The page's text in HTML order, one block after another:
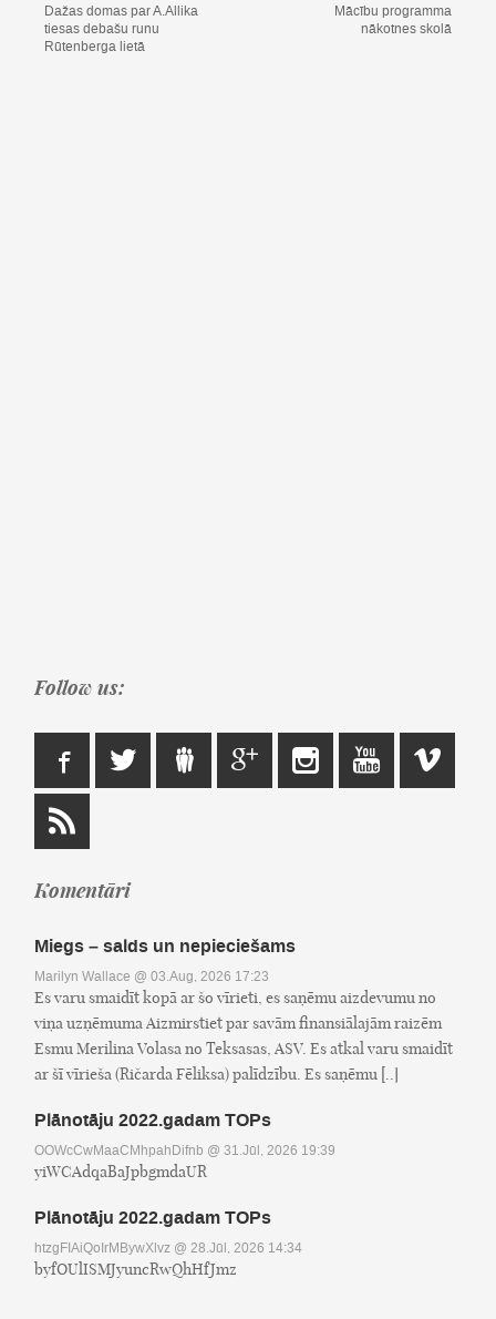
Dažas domas par A.Allika
tiesas debašu runu
Rūtenberga lietā
Mācību programma
nākotnes skolā
Follow us:
Komentāri
Miegs – salds un nepieciešams
Marilyn Wallace @ 03.Aug, 2026 17:23
Es varu smaidīt kopā ar šo vīrieti, es saņēmu aizdevumu no
viņa uzņēmuma Aizmirstiet par savām finansiālajām raizēm
Esmu Merilina Volasa no Teksasas, ASV. Es atkal varu smaidīt
ar šī vīrieša (Ričarda Fēliksa) palīdzību. Es saņēmu [..]
Plānotāju 2022.gadam TOPs
OOWcCwMaaCMhpahDifnb @ 31.Jūl, 2026 19:39
yiWCAdqaBaJpbgmdaUR
Plānotāju 2022.gadam TOPs
htzgFIAiQoIrMBywXlvz @ 28.Jūl, 2026 14:34
byfOUlISMJyuncRwQhHfJmz